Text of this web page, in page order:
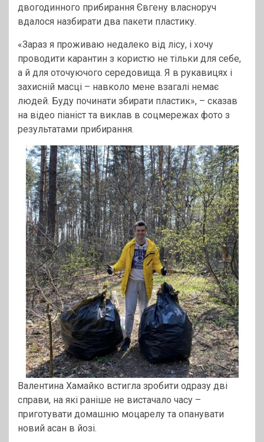
двогодинного прибирання Євгену власноруч
вдалося назбирати два пакети пластику.
«Зараз я проживаю недалеко від лісу, і хочу
проводити карантин з користю не тільки для себе,
а й для оточуючого середовища. Я в рукавицях і
захисній масці – навколо мене взагалі немає
людей. Буду починати збирати пластик», – сказав
на відео піаніст та виклав в соцмережах фото з
результатами прибирання.
Валентина Хамайко встигла зробити одразу дві
справи, на які раніше не вистачало часу –
приготувати домашню моцарелу та опанувати
новий асан в йозі.